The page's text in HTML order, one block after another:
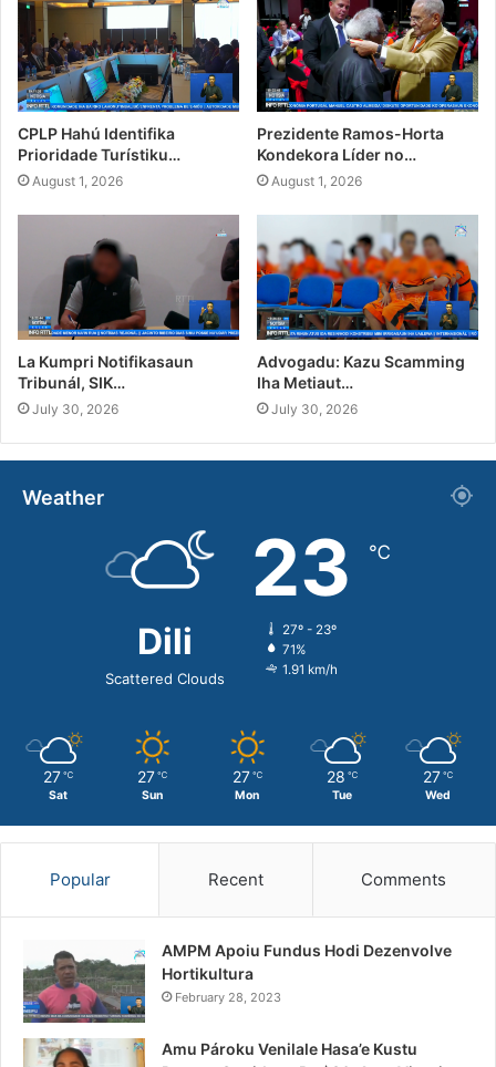
CPLP Hahú Identifika
Prioridade Turístiku…
August 1, 2026
Prezidente Ramos-Horta
Kondekora Líder no…
August 1, 2026
La Kumpri Notifikasaun
Tribunál, SIK…
July 30, 2026
Advogadu: Kazu Scamming
Iha Metiaut…
July 30, 2026
Weather
Dili
Scattered Clouds
23 ℃
27º - 23º
71%
1.91 km/h
27 ℃
Sat
27 ℃
Sun
27 ℃
Mon
28 ℃
Tue
27 ℃
Wed
Popular Recent Comments
AMPM Apoiu Fundus Hodi Dezenvolve
Hortikultura
February 28, 2023
Amu Pároku Venilale Hasa’e Kustu